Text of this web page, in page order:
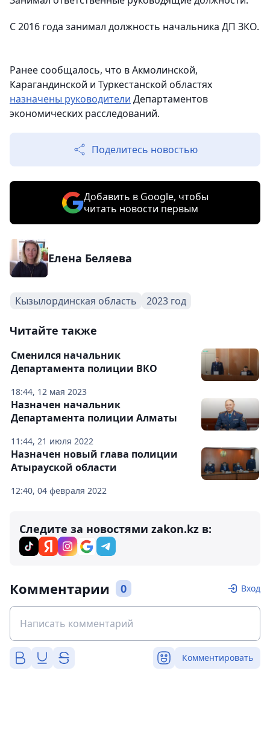
С 2016 года занимал должность начальника ДП ЗКО.
Ранее сообщалось, что в Акмолинской,
Карагандинской и Туркестанской областях
назначены руководители Департаментов
экономических расследований.
Поделитесь новостью
Добавить в Google, чтобы
читать новости первым
Елена Беляева
Кызылординская область 2023 год
Читайте также
18:44, 12 мая 2023
Сменился начальник
Департамента полиции ВКО
11:44, 21 июля 2022
Назначен начальник
Департамента полиции Алматы
12:40, 04 февраля 2022
Назначен новый глава полиции
Атырауской области
Следите за новостями zakon.kz в:
Комментарии 0 Вход
Комментировать